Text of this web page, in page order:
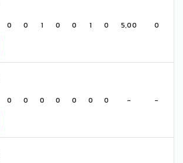
0 0 1 0 0 1 0 5,00 0
0 0 0 0 0 0 0 - -